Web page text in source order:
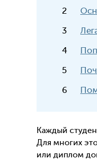
Каждый
Для многих
или диплом